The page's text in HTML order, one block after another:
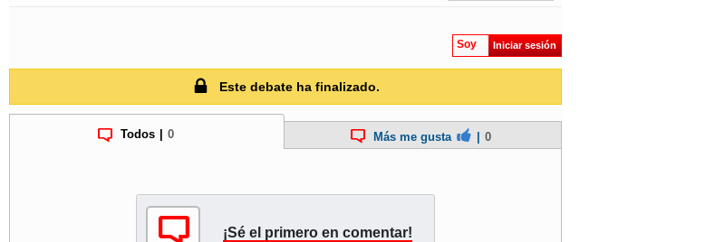
Soy Iniciar sesión
Este debate ha finalizado.
Todos 0 Más me gusta 0
¡Sé el primero en comentar!